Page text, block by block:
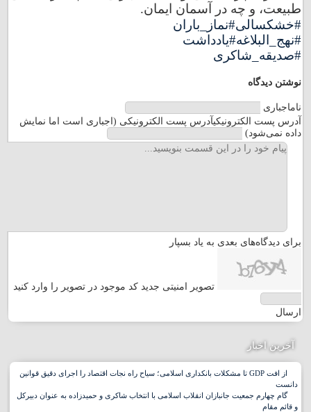
طبیعت، و چه در آسمان ایمان.
#خشکسالی#نماز_باران
#نهج_البلاغه#یادداشت
#صدیقه_شاکری
نوشتن دیدگاه
ناماجباری
آدرس پست الکترونیکیآدرس پست الکترونیکی (اجباری است اما نمایش
داده نمی‌شود)
برای دیدگاه‌های بعدی به یاد بسپار
تصویر امنیتی جدید کد موجود در تصویر را وارد کنید
ارسال
آخرین اخبار
از افت GDP تا مشکلات بانکداری اسلامی؛ سیاح راه نجات اقتصاد را اجرای دقیق قوانین
دانست
گام چهارم جمعیت جانبازان انقلاب اسلامی با انتخاب شاکری و حمیدزاده به عنوان دبیرکل
و قائم مقام